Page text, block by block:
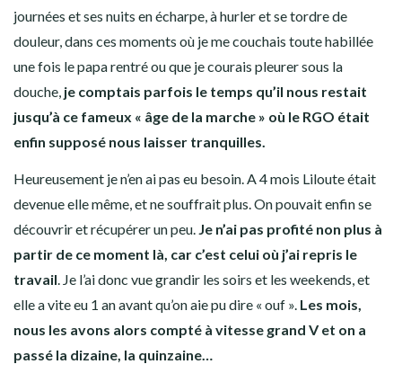
journées et ses nuits en écharpe, à hurler et se tordre de
douleur, dans ces moments où je me couchais toute habillée
une fois le papa rentré ou que je courais pleurer sous la
douche, je comptais parfois le temps qu’il nous restait
jusqu’à ce fameux « âge de la marche » où le RGO était
enfin supposé nous laisser tranquilles.
Heureusement je n’en ai pas eu besoin. A 4 mois Liloute était
devenue elle même, et ne souffrait plus. On pouvait enfin se
découvrir et récupérer un peu. Je n’ai pas profité non plus à
partir de ce moment là, car c’est celui où j’ai repris le
travail. Je l’ai donc vue grandir les soirs et les weekends, et
elle a vite eu 1 an avant qu’on aie pu dire « ouf ». Les mois,
nous les avons alors compté à vitesse grand V et on a
passé la dizaine, la quinzaine…